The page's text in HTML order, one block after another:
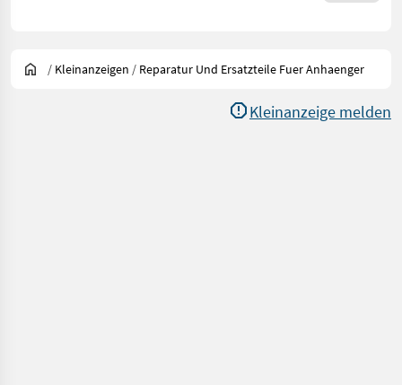
/ Kleinanzeigen / Reparatur Und Ersatzteile Fuer Anhaenger
Kleinanzeige melden